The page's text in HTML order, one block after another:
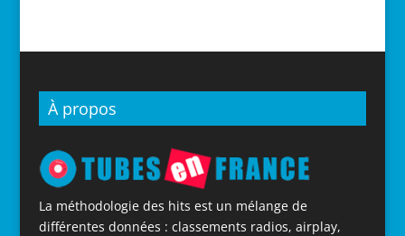
À propos
La méthodologie des hits est un mélange de
différentes données : classements radios, airplay,